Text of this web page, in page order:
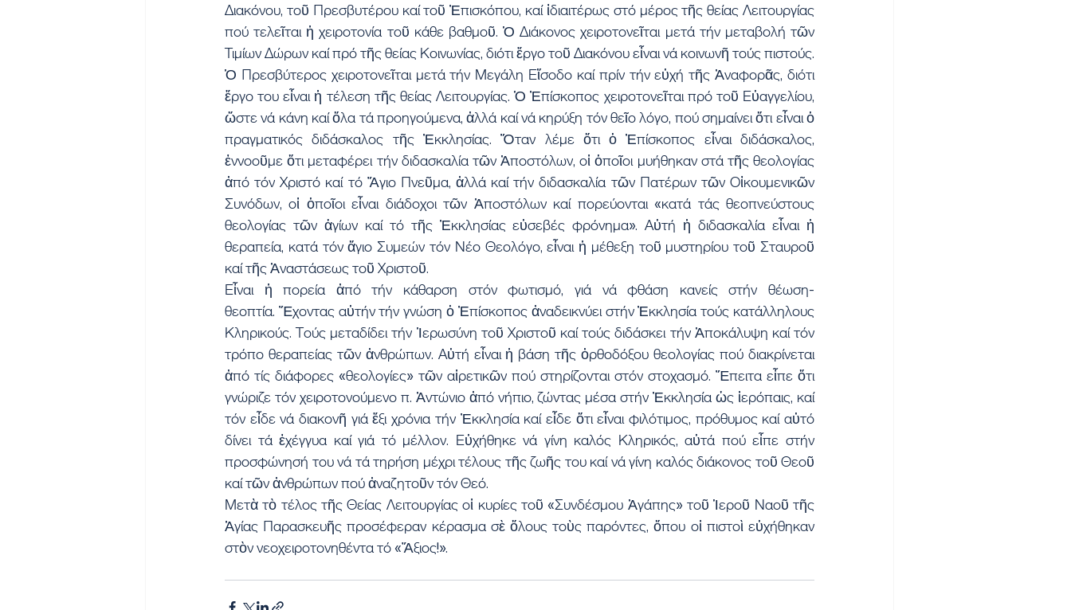
Διακόνου, τοῦ Πρεσβυτέρου καί τοῦ Ἐπισκόπου, καί ἰδιαιτέρως στό μέρος τῆς θείας Λειτουργίας
πού τελεῖται ἡ χειροτονία τοῦ κάθε βαθμοῦ. Ὁ Διάκονος χειροτονεῖται μετά τήν μεταβολή τῶν
Τιμίων Δώρων καί πρό τῆς θείας Κοινωνίας, διότι ἔργο τοῦ Διακόνου εἶναι νά κοινωνῆ τούς πιστούς.
Ὁ Πρεσβύτερος χειροτονεῖται μετά τήν Μεγάλη Εἴσοδο καί πρίν τήν εὐχή τῆς Ἀναφορᾶς, διότι
ἔργο του εἶναι ἡ τέλεση τῆς θείας Λειτουργίας. Ὁ Ἐπίσκοπος χειροτονεῖται πρό τοῦ Εὐαγγελίου,
ὥστε νά κάνη καί ὅλα τά προηγούμενα, ἀλλά καί νά κηρύξη τόν θεῖο λόγο, πού σημαίνει ὅτι εἶναι ὁ
πραγματικός διδάσκαλος τῆς Ἐκκλησίας. Ὅταν λέμε ὅτι ὁ Ἐπίσκοπος εἶναι διδάσκαλος,
ἐννοοῦμε ὅτι μεταφέρει τήν διδασκαλία τῶν Ἀποστόλων, οἱ ὁποῖοι μυήθηκαν στά τῆς θεολογίας
ἀπό τόν Χριστό καί τό Ἅγιο Πνεῦμα, ἀλλά καί τήν διδασκαλία τῶν Πατέρων τῶν Οἰκουμενικῶν
Συνόδων, οἱ ὁποῖοι εἶναι διάδοχοι τῶν Ἀποστόλων καί πορεύονται «κατά τάς θεοπνεύστους
θεολογίας τῶν ἁγίων καί τό τῆς Ἐκκλησίας εὐσεβές φρόνημα». Αὐτή ἡ διδασκαλία εἶναι ἡ
θεραπεία, κατά τόν ἅγιο Συμεών τόν Νέο Θεολόγο, εἶναι ἡ μέθεξη τοῦ μυστηρίου τοῦ Σταυροῦ
καί τῆς Ἀναστάσεως τοῦ Χριστοῦ.
Εἶναι ἡ πορεία ἀπό τήν κάθαρση στόν φωτισμό, γιά νά φθάση κανείς στήν θέωση-
θεοπτία. Ἔχοντας αὐτήν τήν γνώση ὁ Ἐπίσκοπος ἀναδεικνύει στήν Ἐκκλησία τούς κατάλληλους
Κληρικούς. Τούς μεταδίδει τήν Ἱερωσύνη τοῦ Χριστοῦ καί τούς διδάσκει τήν Ἀποκάλυψη καί τόν
τρόπο θεραπείας τῶν ἀνθρώπων. Αὐτή εἶναι ἡ βάση τῆς ὀρθοδόξου θεολογίας πού διακρίνεται
ἀπό τίς διάφορες «θεολογίες» τῶν αἱρετικῶν πού στηρίζονται στόν στοχασμό. Ἔπειτα εἶπε ὅτι
γνώριζε τόν χειροτονούμενο π. Ἀντώνιο ἀπό νήπιο, ζώντας μέσα στήν Ἐκκλησία ὡς ἱερόπαις, καί
τόν εἶδε νά διακονῆ γιά ἕξι χρόνια τήν Ἐκκλησία καί εἶδε ὅτι εἶναι φιλότιμος, πρόθυμος καί αὐτό
δίνει τά ἐχέγγυα καί γιά τό μέλλον. Εὐχήθηκε νά γίνη καλός Κληρικός, αὐτά πού εἶπε στήν
προσφώνησή του νά τά τηρήση μέχρι τέλους τῆς ζωῆς του καί νά γίνη καλός διάκονος τοῦ Θεοῦ
καί τῶν ἀνθρώπων πού ἀναζητοῦν τόν Θεό.
Μετὰ τὸ τέλος τῆς Θείας Λειτουργίας οἱ κυρίες τοῦ «Συνδέσμου Ἀγάπης» τοῦ Ἱεροῦ Ναοῦ τῆς
Ἁγίας Παρασκευῆς προσέφεραν κέρασμα σὲ ὅλους τοὺς παρόντες, ὅπου οἱ πιστοὶ εὐχήθηκαν
στὸν νεοχειροτονηθέντα τό «Ἄξιος!».